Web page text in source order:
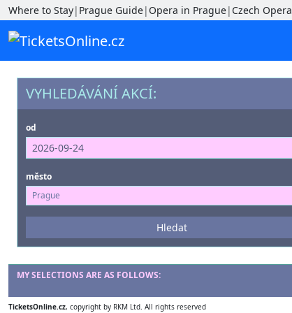
Where to Stay| Prague Guide| Opera in Prague| Czech Opera
VYHLEDÁVÁNÍ AKCÍ:
od
město
Prague
Představení
--- nevybráno ---
Hledat
MY SELECTIONS ARE AS FOLLOWS:
TicketsOnline.cz, copyright by RKM Ltd. All rights reserved